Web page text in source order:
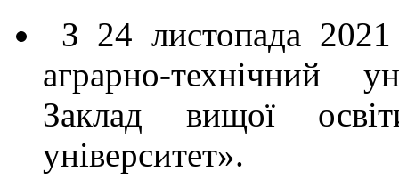
З 24 листопада
аграрно-технічний
Заклад вищої
університет».